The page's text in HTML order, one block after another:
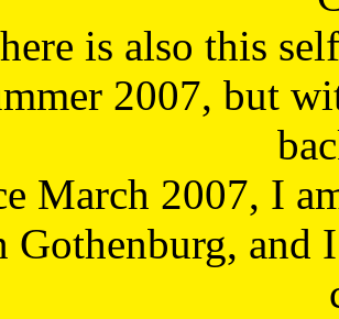
is also this
2007, but
March 2007, I
Gothenburg, and